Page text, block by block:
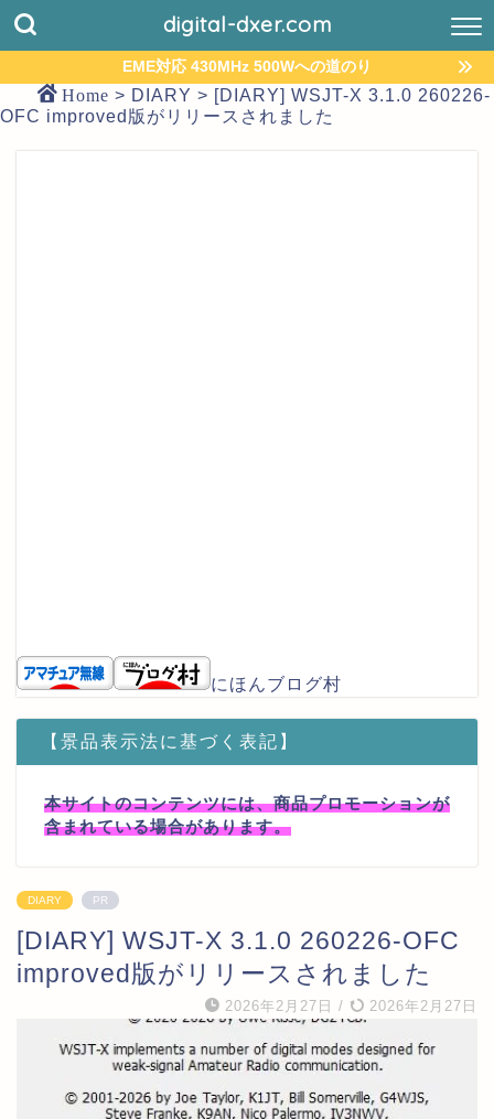
digital-dxer.com
EME対応 430MHz 500Wへの道のり
Home > DIARY > [DIARY] WSJT-X 3.1.0 260226-
OFC improved版がリリースされました
にほんブログ村
【景品表示法に基づく表記】
本サイトのコンテンツには、商品プロモーションが
含まれている場合があります。
DIARY PR
[DIARY] WSJT-X 3.1.0 260226-OFC
improved版がリリースされました
2026年2月27日 / 2026年2月27日